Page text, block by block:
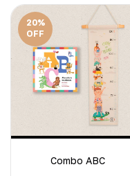
20%
OFF
Combo ABC